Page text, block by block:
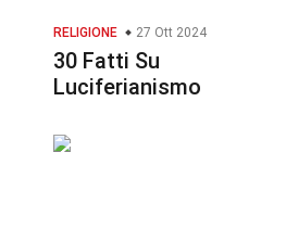
RELIGIONE 27 Ott 2024
30 Fatti Su
Luciferianismo